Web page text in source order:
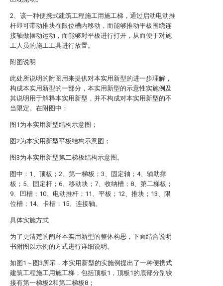
2、该一种便携式建筑工程施工用施工梯，通过启动电动推
杆即可带动推块在限位槽内移动，而能够推动平板围绕连
接轴做摆动运动，而能够对平板进行打开，从而便于对施
工人员的施工工具进行放置。
附图说明
此处所说明的附图用来提供对本实用新型的进一步理解，
构成本实用新型的一部分，本实用新型的示意性实施例及
其说明用于解释本实用新型，并不构成对本实用新型的不
当限定。在附图中：
图1为本实用新型结构示意图；
图2为本实用新型平板结构示意图；
图3为本实用新型第二梯板结构示意图。
图中：1、顶板；2、第一梯板；3、固定轴；4、辅助撑
板；5、固定杆；6、移动块；7、收纳槽；8、第二梯板；
9、凹槽；10、电动推杆；11、平板；12、推块；13、限
位槽；14、卡槽；15、连接轴。
具体实施方式
为了更清楚的阐释本实用新型的整体构思，下面结合说明
书附图以示例的方式进行详细说明。
如图1～图3所示，本实用新型的实施例提出了一种便携式
建筑工程施工用施工梯，包括顶板1，顶板1的底部分别铰
接有第一梯板2和第二梯板8；